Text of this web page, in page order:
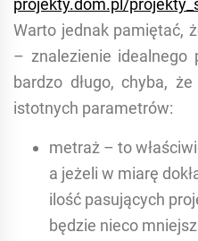
projekty.dom.pl/
Warto jednak pamiętać,
– znalezienie
bardzo długo, chyba,
istotnych parametrów:
metraż – to
a jeżeli w miarę
ilość pasujących
będzie nieco